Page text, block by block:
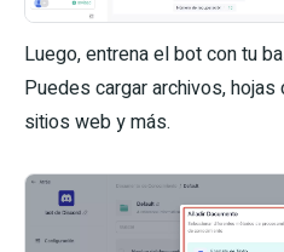
Luego, entrena el bot con tu
Puedes cargar archivos,
sitios web y más.